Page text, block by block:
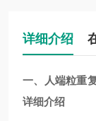
详细介绍
一、人端粒重
详细介绍